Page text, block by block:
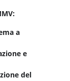
a
e
del